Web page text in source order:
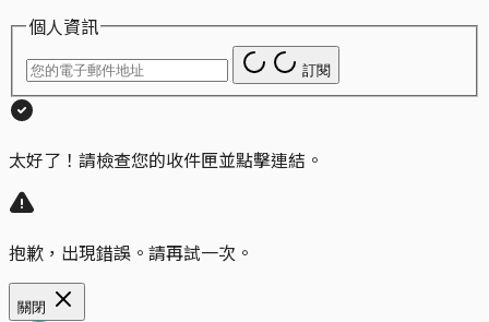
個人資訊
訂閱
太好了！請檢查您的收件匣並點擊連結。
抱歉，出現錯誤。請再試一次。
關閉